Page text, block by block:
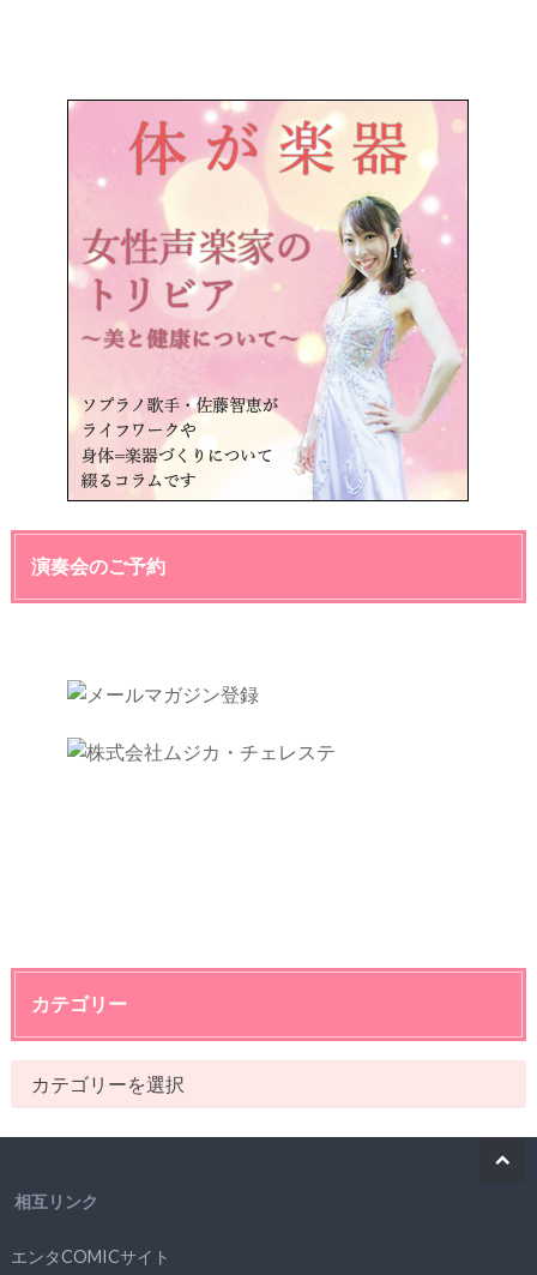
演奏会のご予約
カテゴリー
相互リンク
エンタCOMICサイト